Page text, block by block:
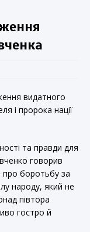
видатного
і пророка нації
та правди для
говорив
про боротьбу за
народу, який не
півтора
гостро й